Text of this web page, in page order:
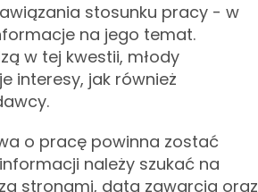
stosunku pracy - w
na jego temat.
w tej kwestii, młody
interesy, jak również
o pracę powinna zostać
należy szukać na
stronami, datą zawarcia oraz